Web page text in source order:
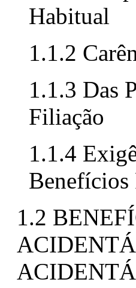
Habitual
1.1.2
1.1.3 Das
Filiação
1.1.4
Benefícios
1.2